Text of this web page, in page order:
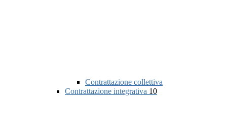
Contrattazione collettiva
Contrattazione integrativa 10